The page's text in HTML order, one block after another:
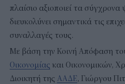
πλαίσιο αξιοποιεί τα
διευκολύνει σημαντικά τις
συναλλαγές τους.
Με βάση την Κοινή Απόφαση
Οικονομίας και Οικονομικών,
Διοικητή της ΑΑΔΕ, Γιώργου